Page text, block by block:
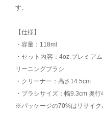
す。
【仕様】
・容量：118ml
・セット内容：4oz.プレミア
リーニングブラシ
・クリーナー：高さ14.5cm
・ブラシサイズ：幅9.3cm 奥
※パッケージの70%はリサイク